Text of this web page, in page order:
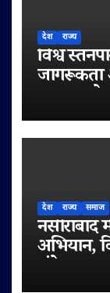
देश राज्य
विश्व
जागरूकता
स्तनपान
देश राज्य समाज
अभियान,
संदेश